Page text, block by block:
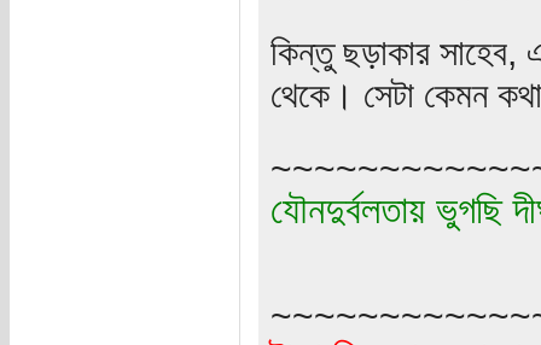
কিন্তু ছড়াকার সাহেব,
থেকে। সেটা কেমন
যৌনদুর্বলতায় ভুগছি